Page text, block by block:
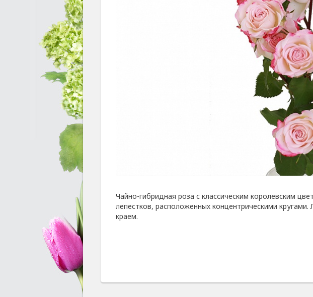
Чайно-гибридная роза с классическим королевским
лепестков, расположенных концентрическими
краем.